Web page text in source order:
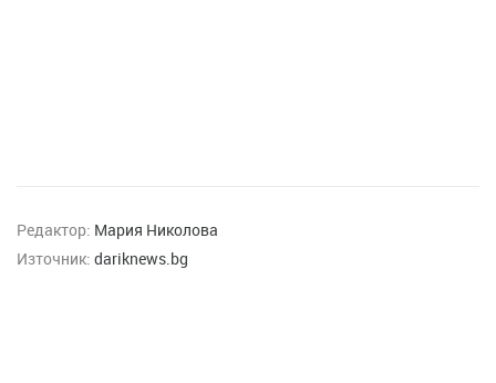
Редактор: Мария Николова
Източник: dariknews.bg